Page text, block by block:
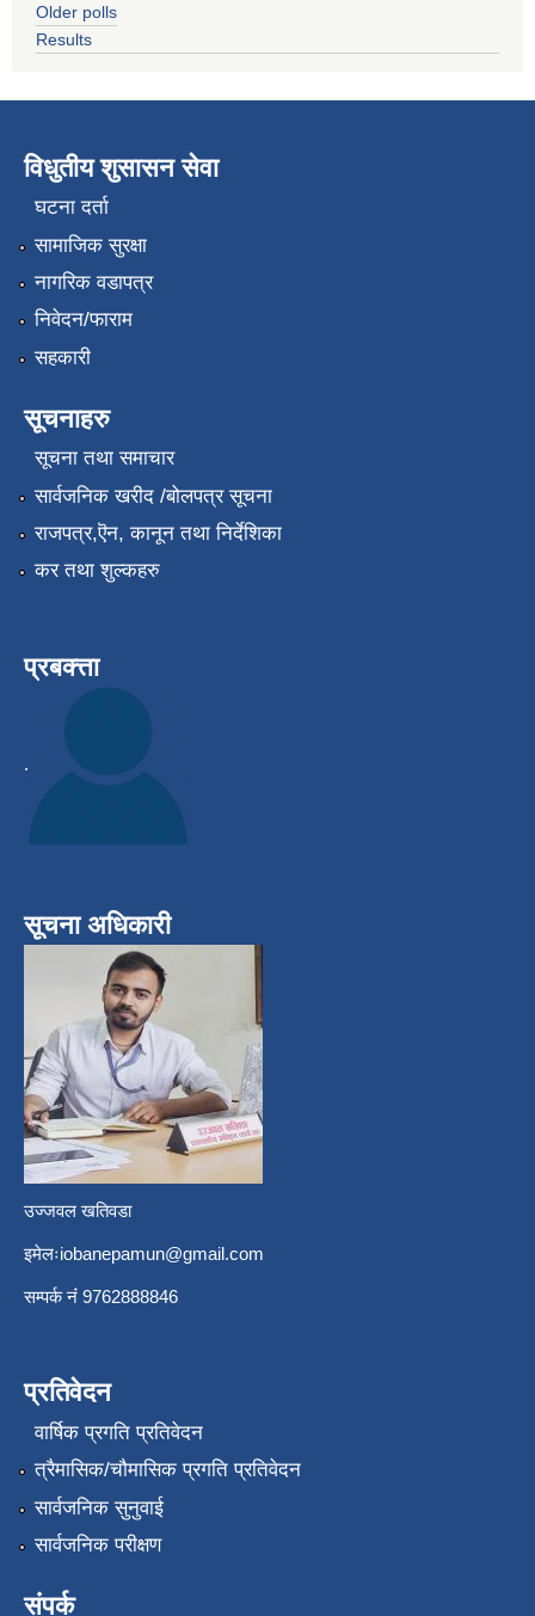
Older polls
Results
विधुतीय शुसासन सेवा
घटना दर्ता
सामाजिक सुरक्षा
नागरिक वडापत्र
निवेदन/फाराम
सहकारी
सूचनाहरु
सूचना तथा समाचार
सार्वजनिक खरीद /बोलपत्र सूचना
राजपत्र,ऎन, कानून तथा निर्देशिका
कर तथा शुल्कहरु
प्रबक्त्ता
.
सूचना अधिकारी
उज्जवल खतिवडा
इमेलःiobanepamun@gmail.com
सम्पर्क नंं 9762888846
प्रतिवेदन
वार्षिक प्रगति प्रतिवेदन
त्रैमासिक/चौमासिक प्रगति प्रतिवेदन
सार्वजनिक सुनुवाई
सार्वजनिक परीक्षण
संपर्क